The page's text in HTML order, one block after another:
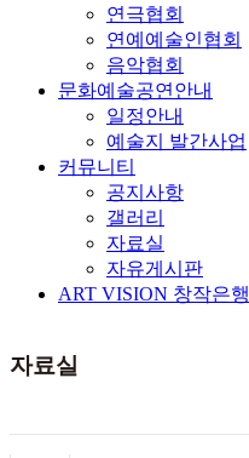
연극협회
연예예술인협회
음악협회
문화예술공연안내
일정안내
예술지 발간사업
커뮤니티
공지사항
갤러리
자료실
자유게시판
ART VISION 창작은행
자료실